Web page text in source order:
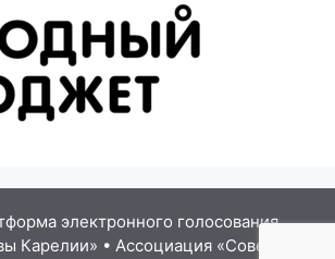
электронного голосования
Карелии» • Ассоциация «Совет